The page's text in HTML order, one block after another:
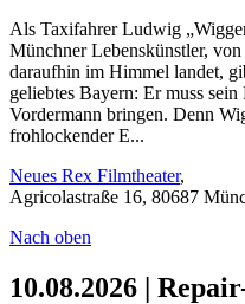
Als Taxifahrer Ludwig
Münchner Lebenskünstler,
daraufhin im Himmel landet,
geliebtes Bayern: Er muss
Vordermann bringen. Denn
frohlockender E...
Neues Rex Filmtheater,
Agricolastraße 16, 80687
Nach oben
10.08.2026 |